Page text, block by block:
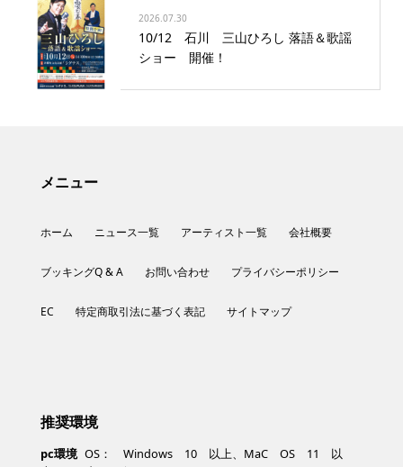
2026.07.30
10/12 石川 三山ひろし 落語＆歌謡
ショー 開催！
メニュー
ホーム ニュース一覧 アーティスト一覧 会社概要
ブッキングQ & A お問い合わせ プライバシーポリシー
EC 特定商取引法に基づく表記 サイトマップ
推奨環境
pc環境 OS： Windows 10 以上、MaC OS 11 以